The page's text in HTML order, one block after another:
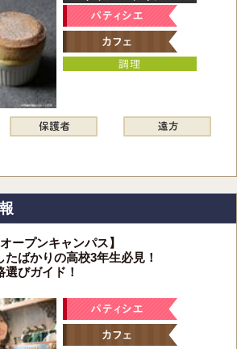
ープンキャンパス】
ばかりの高校3年生必見！
びガイド！